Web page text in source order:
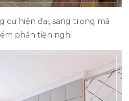
cư hiện đại, sang trọng mà
phần tiện nghi